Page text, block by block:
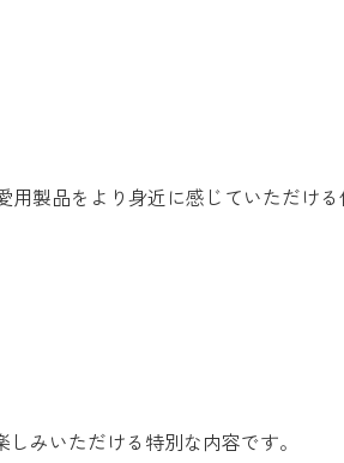
製品をより身近に感じていただける
みいただける特別な内容です。